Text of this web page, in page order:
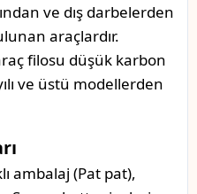
ve dış darbelerden
araçlardır.
filosu düşük karbon
ve üstü modellerden
ambalaj (Pat pat),